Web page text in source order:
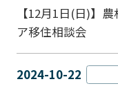
【12月1日(日)】
ア移住相談会
2024-10-22